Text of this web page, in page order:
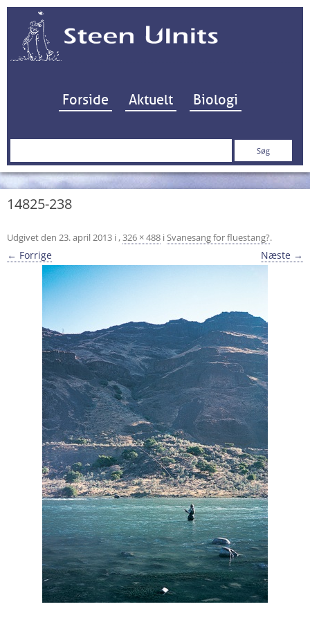
Hop til indhold
Forside Aktuelt Biologi
Søg
14825-238
Udgivet den 23. april 2013 i ,326 × 488 iSvanesang for fluestang?.
← Forrige Næste →